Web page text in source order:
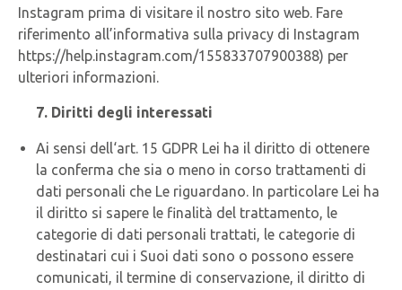
Instagram prima di visitare il nostro sito web. Fare
riferimento all’informativa sulla privacy di Instagram
https://help.instagram.com/155833707900388) per
ulteriori informazioni.
7. Diritti degli interessati
Ai sensi dell‘art. 15 GDPR Lei ha il diritto di ottenere
la conferma che sia o meno in corso trattamenti di
dati personali che Le riguardano. In particolare Lei ha
il diritto si sapere le finalità del trattamento, le
categorie di dati personali trattati, le categorie di
destinatari cui i Suoi dati sono o possono essere
comunicati, il termine di conservazione, il diritto di